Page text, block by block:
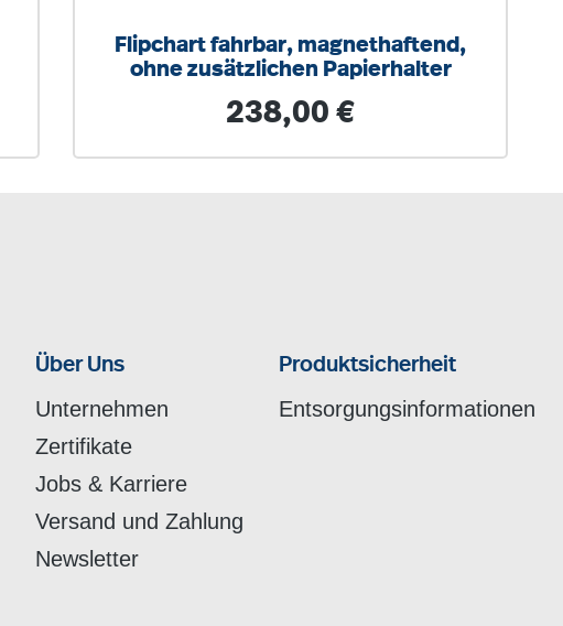
Flipchart fahrbar, magnethaftend,
ohne zusätzlichen Papierhalter
Regulärer Preis:
238,00 €
Über Uns
Unternehmen
Zertifikate
Jobs & Karriere
Versand und Zahlung
Newsletter
Produktsicherheit
Entsorgungsinformationen